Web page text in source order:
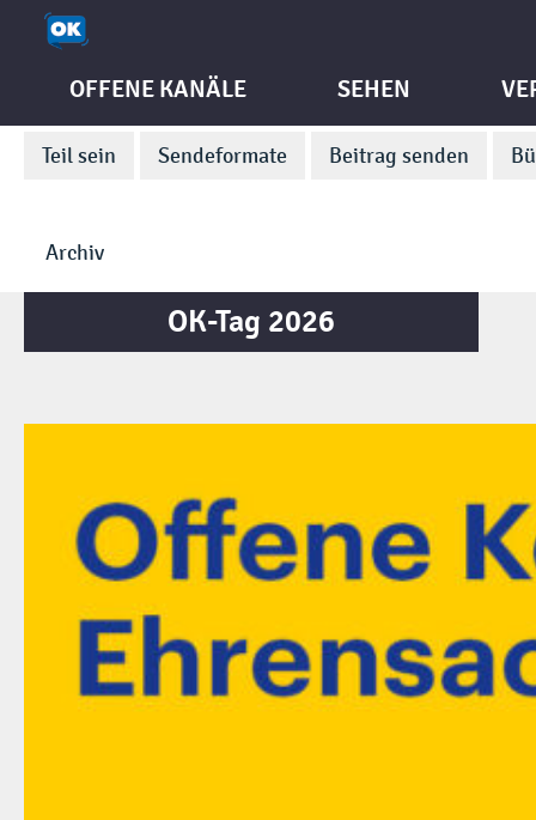
OFFENE KANÄLE SEHEN
Teil sein Sendeformate Beitrag senden
Archiv
OK-Tag 2026